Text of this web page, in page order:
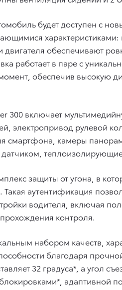
будет доступен
обеспечивают
работает в паре с
обеспечив высокую
300 включает
электропривод рулевой
смартфона, камеры
защиты от угона, в
аутентификация
водителя, включая
контроля.
набором качеств,
благодаря
32 градуса*, а
адаптивной